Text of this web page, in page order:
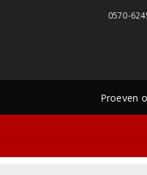
0570-
Proeven